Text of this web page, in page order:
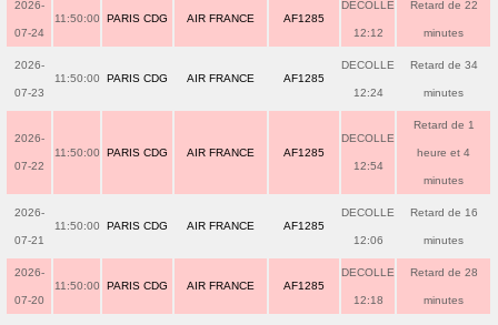
2026-
07-24
11:50:00 PARIS CDG AIR FRANCE AF1285
DECOLLE
12:12
Retard de 22
minutes
2026-
07-23
11:50:00 PARIS CDG AIR FRANCE AF1285
DECOLLE
12:24
Retard de 34
minutes
2026-
07-22
11:50:00 PARIS CDG AIR FRANCE AF1285
DECOLLE
12:54
Retard de 1
heure et 4
minutes
2026-
07-21
11:50:00 PARIS CDG AIR FRANCE AF1285
DECOLLE
12:06
Retard de 16
minutes
2026-
07-20
11:50:00 PARIS CDG AIR FRANCE AF1285
DECOLLE
12:18
Retard de 28
minutes